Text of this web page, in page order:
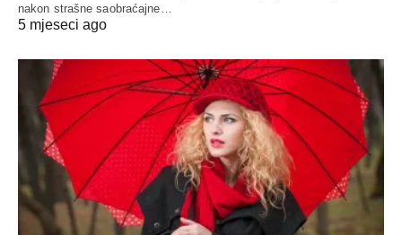
nakon strašne saobraćajne…
5 mjeseci ago